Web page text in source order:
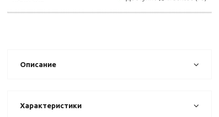
Описание
Характеристики